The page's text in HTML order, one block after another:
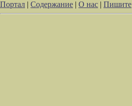
Портал | Содержание | О нас | Пишите